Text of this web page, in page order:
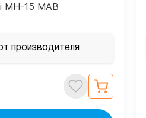
MH-15 MAB
производителя